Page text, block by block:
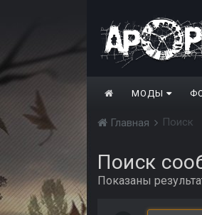
МОДЫ
Главная Поиск
Поиск
Показаны